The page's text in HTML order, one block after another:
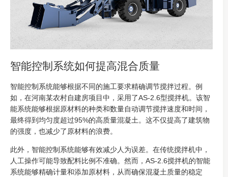
智能控制系统如何提高混合质量
智能控制系统能够根据不同的施工要求精确调节搅拌过程。例
如，在河南某农村自建房项目中，采用了AS-2.6型搅拌机。该智
能系统能够根据原材料的种类和数量自动调节搅拌速度和时间，
最终得到均匀度超过95%的高质量混凝土。这不仅提高了建筑物
的强度，也减少了原材料的浪费。
此外，智能控制系统能够有效减少人为误差。在传统搅拌机中，
人工操作可能导致配料比例不准确。然而，AS-2.6搅拌机的智能
系统能够精确计量和添加原材料，从而确保混凝土质量的稳定